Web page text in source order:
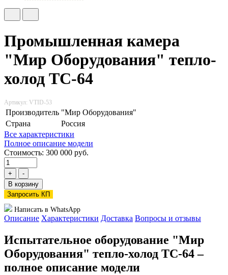
Промышленная камера
"Мир Оборудования" тепло-
холод ТС-64
Артикул: VTID-53
Производитель "Мир Оборудования"
Страна
Россия
Все характеристики
Полное описание модели
Стоимость: 300 000 руб.
+
-
В корзину
Запросить КП
Написать в WhatsApp
Описание Характеристики Доставка Вопросы и отзывы
Испытательное оборудование "Мир
Оборудования" тепло-холод ТС-64 –
полное описание модели